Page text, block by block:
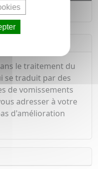
indésirable
le traitement du
se traduit par des
de vomissements
adresser à votre
d'amélioration